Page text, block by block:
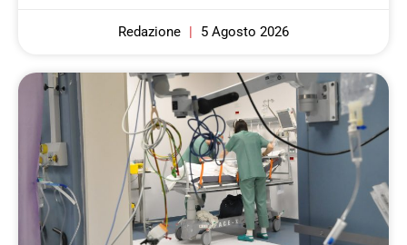
Redazione 5 Agosto 2026